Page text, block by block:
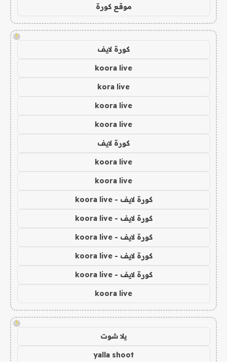
موقع كورة
!
كورة لايف
koora live
kora live
koora live
koora live
كورة لايف
koora live
koora live
كورة لايف - koora live
كورة لايف - koora live
كورة لايف - koora live
كورة لايف - koora live
كورة لايف - koora live
koora live
!
يلا شوت
yalla shoot